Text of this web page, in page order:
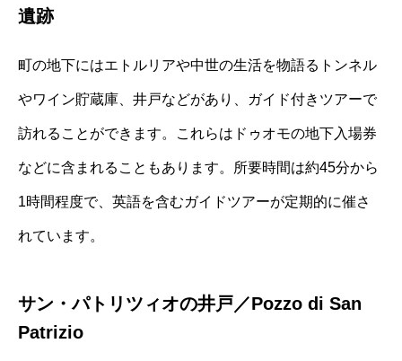
遺跡
町の地下にはエトルリアや中世の生活を物語るトンネル
やワイン貯蔵庫、井戸などがあり、ガイド付きツアーで
訪れることができます。これらはドゥオモの地下入場券
などに含まれることもあります。所要時間は約45分から
1時間程度で、英語を含むガイドツアーが定期的に催さ
れています。
サン・パトリツィオの井戸／Pozzo di San
Patrizio